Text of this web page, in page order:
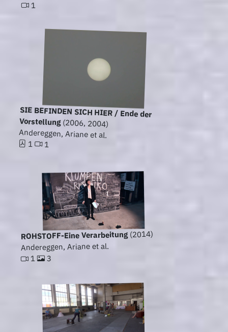
1
SIE BEFINDEN SICH HIER / Ende der
Vorstellung(2006, 2004)
Andereggen, Ariane et al.
1 1
ROHSTOFF-Eine Verarbeitung(2014)
Andereggen, Ariane et al.
1 3